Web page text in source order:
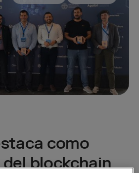
como
blockchain